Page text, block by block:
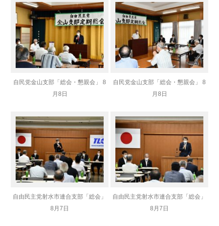
自民党金山支部「総会・懇親会」 8
月8日
自民党金山支部「総会・懇親会」 8
月8日
自由民主党射水市連合支部「総会」
8月7日
自由民主党射水市連合支部「総会」
8月7日